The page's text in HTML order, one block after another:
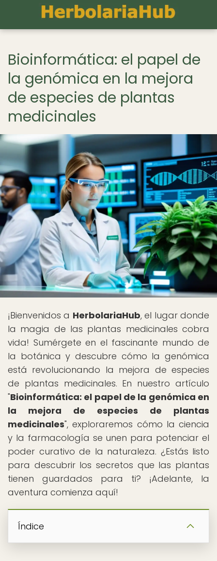
Bioinformática: el papel de
la genómica en la mejora
de especies de plantas
medicinales
¡Bienvenidos a HerbolariaHub, el lugar donde
la magia de las plantas medicinales cobra
vida! Sumérgete en el fascinante mundo de
la botánica y descubre cómo la genómica
está revolucionando la mejora de especies
de plantas medicinales. En nuestro artículo
"Bioinformática: el papel de la genómica en
la mejora de especies de plantas
medicinales", exploraremos cómo la ciencia
y la farmacología se unen para potenciar el
poder curativo de la naturaleza. ¿Estás listo
para descubrir los secretos que las plantas
tienen guardados para ti? ¡Adelante, la
aventura comienza aquí!
Índice